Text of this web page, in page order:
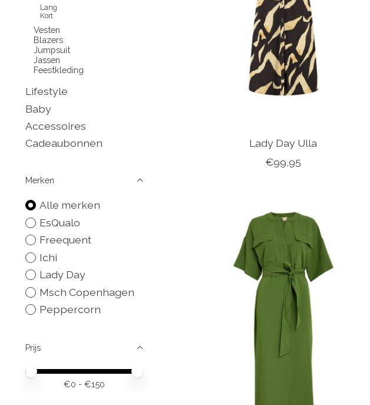
Lang
Kort
Vesten
Blazers
Jumpsuit
Jassen
Feestkleding
Lifestyle
Baby
Accessoires
Cadeaubonnen
Merken
Alle merken
EsQualo
Freequent
Ichi
Lady Day
Msch Copenhagen
Peppercorn
Prijs
Minimale prijswaarde
Price maximum value
€0 - €150
Lady Day Ulla
€99,95